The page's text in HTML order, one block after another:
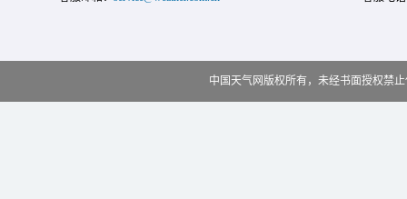
中国天气网版权所有，未经书面授权